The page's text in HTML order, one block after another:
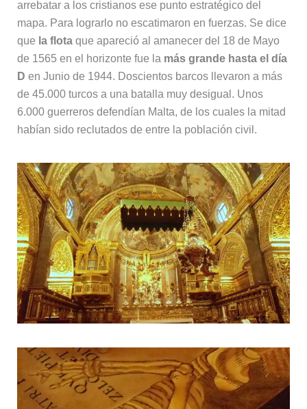
arrebatar a los cristianos ese punto estratégico del
mapa. Para lograrlo no escatimaron en fuerzas. Se dice
que la flotaque apareció al amanecer del 18 de Mayo
de 1565 en el horizonte fue la más grande hasta el día
D en Junio de 1944. Doscientos barcos llevaron a más
de 45.000 turcos a una batalla muy desigual. Unos
6.000 guerreros defendían Malta, de los cuales la mitad
habían sido reclutados de entre la población civil.